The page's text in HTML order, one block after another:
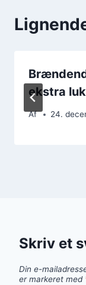
ekstra
Af 24.
Skriv et
Din e-
er markeret med